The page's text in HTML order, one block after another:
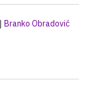
Branko Obradović